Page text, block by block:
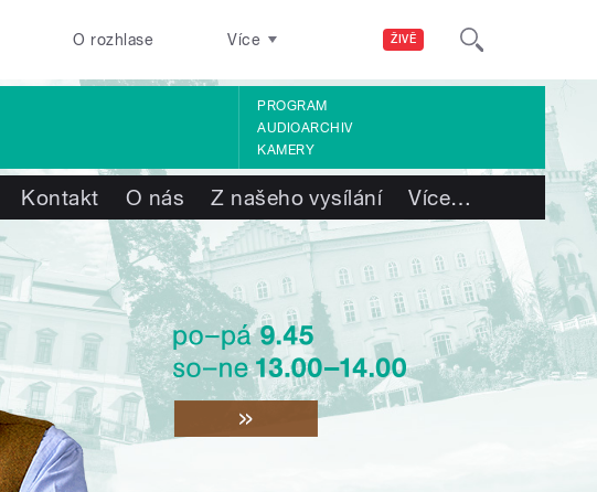
ŽIVĚ
O rozhlase Více
PROGRAM
AUDIOARCHIV
KAMERY
Kontakt O nás Z našeho vysílání Více…